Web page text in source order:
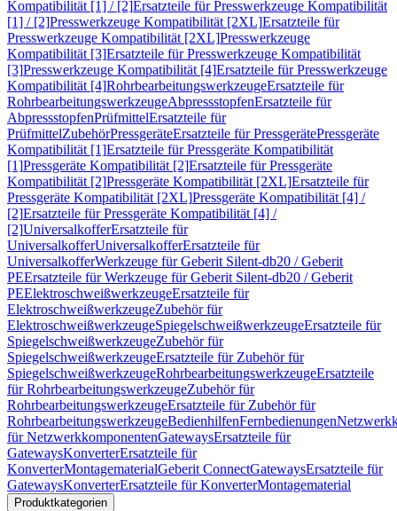
Kompatibilität [1] / [2]Ersatzteile für Presswerkzeuge Kompatibilität
[1] / [2]Presswerkzeuge Kompatibilität [2XL]Ersatzteile für
Presswerkzeuge Kompatibilität [2XL]Presswerkzeuge
Kompatibilität [3]Ersatzteile für Presswerkzeuge Kompatibilität
[3]Presswerkzeuge Kompatibilität [4]Ersatzteile für Presswerkzeuge
Kompatibilität [4]RohrbearbeitungswerkzeugeErsatzteile für
RohrbearbeitungswerkzeugeAbpressstopfenErsatzteile für
AbpressstopfenPrüfmittelErsatzteile für
PrüfmittelZubehörPressgeräteErsatzteile für PressgerätePressgeräte
Kompatibilität [1]Ersatzteile für Pressgeräte Kompatibilität
[1]Pressgeräte Kompatibilität [2]Ersatzteile für Pressgeräte
Kompatibilität [2]Pressgeräte Kompatibilität [2XL]Ersatzteile für
Pressgeräte Kompatibilität [2XL]Pressgeräte Kompatibilität [4] /
[2]Ersatzteile für Pressgeräte Kompatibilität [4] /
[2]UniversalkofferErsatzteile für
UniversalkofferUniversalkofferErsatzteile für
UniversalkofferWerkzeuge für Geberit Silent-db20 / Geberit
PEErsatzteile für Werkzeuge für Geberit Silent-db20 / Geberit
PEElektroschweißwerkzeugeErsatzteile für
ElektroschweißwerkzeugeZubehör für
ElektroschweißwerkzeugeSpiegelschweißwerkzeugeErsatzteile für
SpiegelschweißwerkzeugeZubehör für
SpiegelschweißwerkzeugeErsatzteile für Zubehör für
SpiegelschweißwerkzeugeRohrbearbeitungswerkzeugeErsatzteile
für RohrbearbeitungswerkzeugeZubehör für
RohrbearbeitungswerkzeugeErsatzteile für Zubehör für
RohrbearbeitungswerkzeugeBedienhilfenFernbedienungen
für NetzwerkkomponentenGatewaysErsatzteile für
GatewaysKonverterErsatzteile für
KonverterMontagematerialGeberit ConnectGatewaysErsatzteile für
GatewaysKonverterErsatzteile für KonverterMontagematerial
Produktkategorien